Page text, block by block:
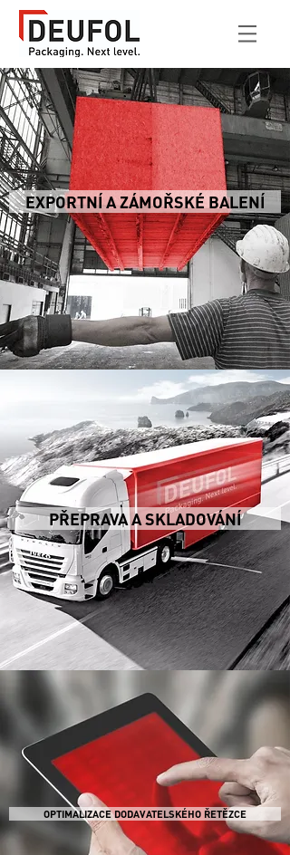
EXPORTNÍ A ZÁMOŘSKÉ BALENÍ
PŘEPRAVA A SKLADOVÁNÍ
OPTIMALIZACE DODAVATELSKÉHO ŘETĚZCE